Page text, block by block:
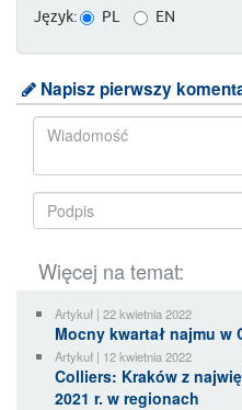
Język: PL EN
Napisz pierwszy
Więcej na temat:
Artykuł | 22 kwietnia 2022
Mocny kwartał najmu w
Artykuł | 12 kwietnia 2022
Colliers: Kraków z
2021 r. w regionach